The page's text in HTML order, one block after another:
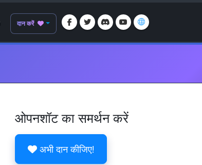
दान करें
ओपनशॉट का समर्थन करें
अभी दान कीजिए!